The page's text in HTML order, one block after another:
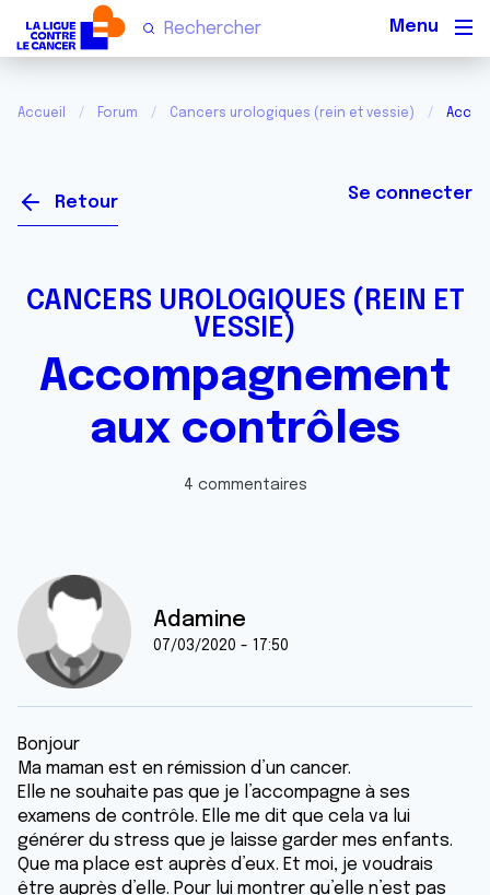
Accueil Forum Cancers urologiques (rein et vessie)
Retour Se connecter
CANCERS UROLOGIQUES (REIN ET
VESSIE)
Accompagnement
aux contrôles
4 commentaires
Adamine
07/03/2020 - 17:50
Bonjour
Ma maman est en rémission d’un cancer.
Elle ne souhaite pas que je l’accompagne à ses
examens de contrôle. Elle me dit que cela va lui
générer du stress que je laisse garder mes enfants.
Que ma place est auprès d’eux. Et moi, je voudrais
être auprès d’elle. Pour lui montrer qu’elle n’est pas